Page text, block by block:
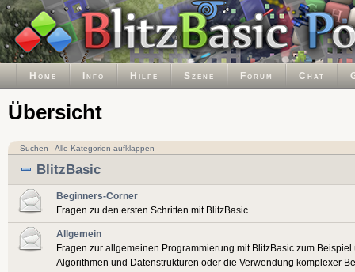
Home Info Hilfe Szene Forum Chat
Übersicht
Suchen -Alle Kategorien aufklappen
BlitzBasic
Beginners-Corner
Fragen zu den ersten Schritten mit BlitzBasic
Allgemein
Fragen zur allgemeinen Programmierung mit BlitzBasic zum Beispiel
Algorithmen und Datenstrukturen oder die Verwendung komplexer